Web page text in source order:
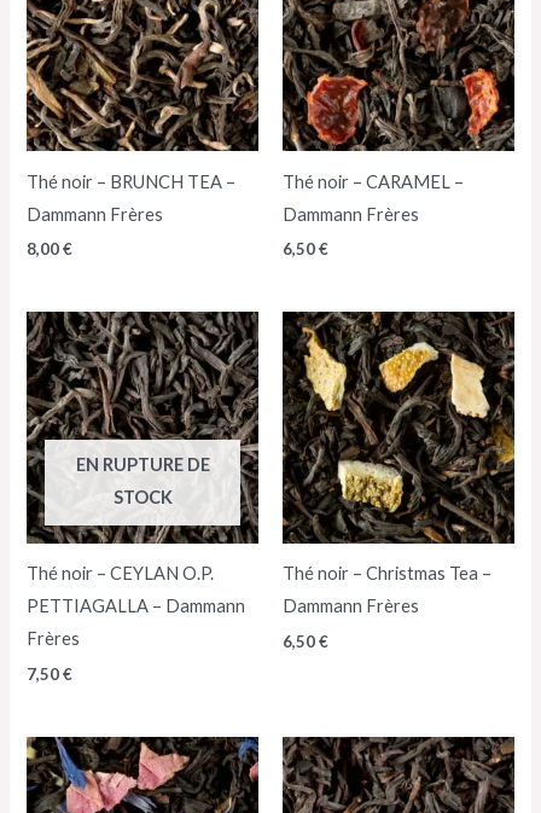
Thé noir – BRUNCH TEA –
Dammann Frères
8,00€
Thé noir – CARAMEL –
Dammann Frères
6,50€
EN RUPTURE DE
STOCK
Thé noir – CEYLAN O.P.
PETTIAGALLA – Dammann
Frères
7,50€
Thé noir – Christmas Tea –
Dammann Frères
6,50€